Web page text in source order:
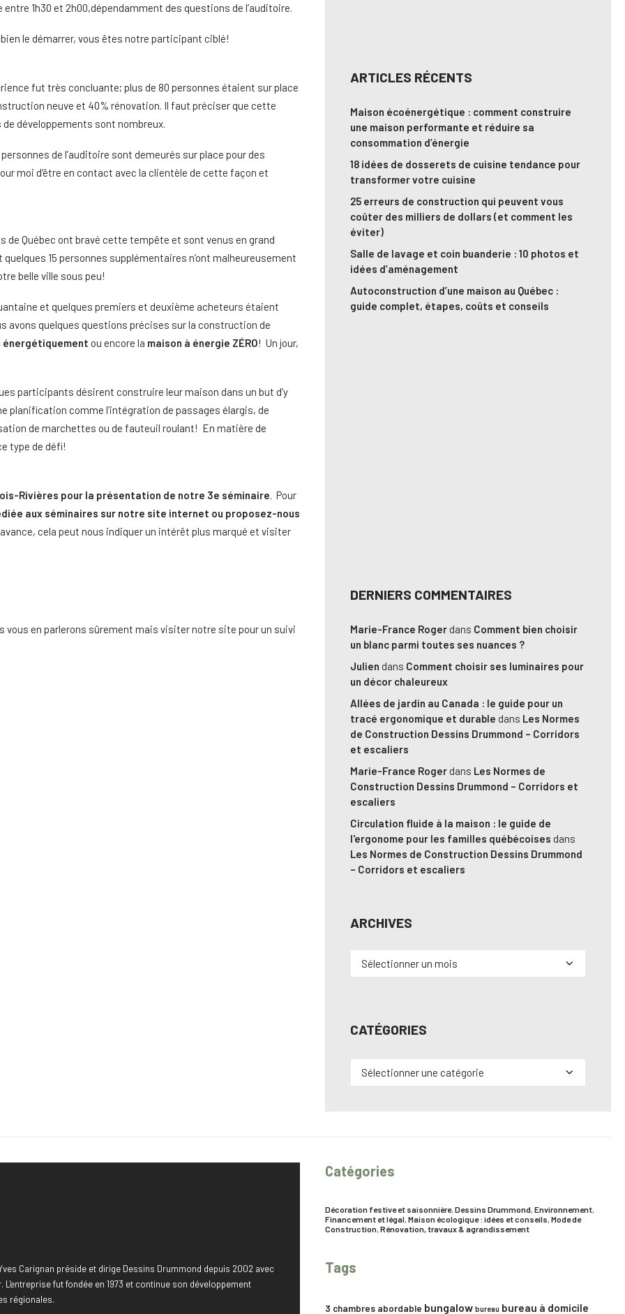
1h30 et 2h00,dépendamment des questions de l’auditoire.
le démarrer, vous êtes notre participant ciblé!
fut très concluante; plus de 80 personnes étaient sur place
neuve et 40% rénovation. Il faut préciser que cette
développements sont nombreux.
de l’auditoire sont demeurés sur place pour des
moi d’être en contact avec la clientèle de cette façon et
de Québec ont bravé cette tempête et sont venus en grand
15 personnes supplémentaires n’ont malheureusement
belle ville sous peu!
et quelques premiers et deuxième acheteurs étaient
avons quelques questions précises sur la construction de
énergétiquement ou encore la maison à énergie ZÉRO! Un jour,
participants désirent construire leur maison dans un but d’y
planification comme l’intégration de passages élargis, de
de marchettes ou de fauteuil roulant! En matière de
type de défi!
Rivières pour la présentation de notre 3e séminaire. Pour
aux séminaires sur notre site internet ou proposez-nous
cela peut nous indiquer un intérêt plus marqué et visiter
vous en parlerons sûrement mais visiter notre site pour un suivi
ARTICLES RÉCENTS
Maison écoénergétique : comment construire
une maison performante et réduire sa
consommation d’énergie
18 idées de dosserets de cuisine tendance pour
transformer votre cuisine
25 erreurs de construction qui peuvent vous
coûter des milliers de dollars (et comment les
éviter)
Salle de lavage et coin buanderie : 10 photos et
idées d’aménagement
Autoconstruction d’une maison au Québec :
guide complet, étapes, coûts et conseils
DERNIERS COMMENTAIRES
Marie-France Roger dans Comment bien choisir
un blanc parmi toutes ses nuances ?
Julien dans Comment choisir ses luminaires pour
un décor chaleureux
Allées de jardin au Canada : le guide pour un
tracé ergonomique et durable dans Les Normes
de Construction Dessins Drummond – Corridors
et escaliers
Marie-France Roger dans Les Normes de
Construction Dessins Drummond – Corridors et
escaliers
Circulation fluide à la maison : le guide de
l'ergonome pour les familles québécoises dans
Les Normes de Construction Dessins Drummond
– Corridors et escaliers
ARCHIVES
Archives
CATÉGORIES
Catégories
Carignan préside et dirige Dessins Drummond depuis 2002 avec
fut fondée en 1973 et continue son développement
régionales.
Catégories
Décoration festive et saisonnière, Dessins Drummond, Environnement,
Financement et légal, Maison écologique : idées et conseils, Mode de
Construction, Rénovation, travaux & agrandissement
Tags
3 chambres abordable bungalow bureau bureau à domicile